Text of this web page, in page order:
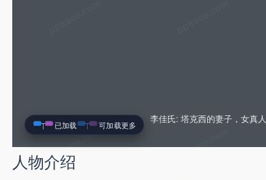
李佳氏: 塔克西的妻子，女真
已加载 可加载更多
人物介绍